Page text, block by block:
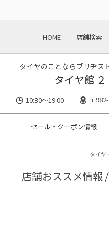
HOME 店舗検索
タイヤのことならブリヂス
タイヤ館 ２
10:30～19:00 〒
セール・クーポン情報
タイヤ
店舗おススメ情報